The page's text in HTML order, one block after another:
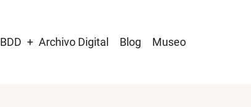
BDD Archivo Digital Blog Museo